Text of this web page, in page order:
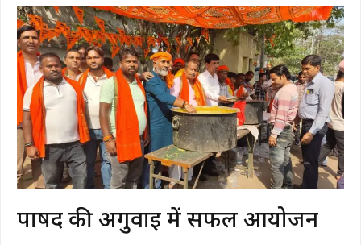
​पार्षद की अगुवाई में सफल आयोजन